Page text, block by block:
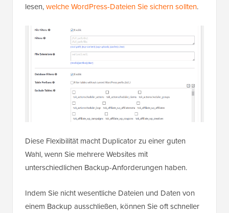
lesen,welche WordPress-Dateien Sie sichern sollten.
Diese Flexibilität macht Duplicator zu einer guten
Wahl, wenn Sie mehrere Websites mit
unterschiedlichen Backup-Anforderungen haben.
Indem Sie nicht wesentliche Dateien und Daten von
einem Backup ausschließen, können Sie oft schneller